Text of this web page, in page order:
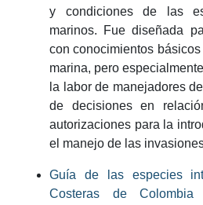
y condiciones de las
marinos. Fue diseñada
con conocimientos
marina, pero
la labor de manejadores
de decisiones en
autorizaciones para la
el manejo de las
Guía de las especies
Costeras de Colombia